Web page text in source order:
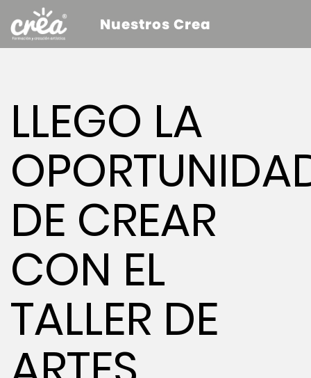
Nuestros Crea
LLEGO LA
DE CREAR
CON EL
TALLER DE